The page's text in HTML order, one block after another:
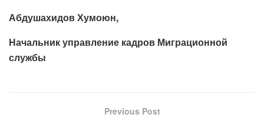
Абдушахидов Хумоюн,
Начальник управление кадров Миграционной
службы
Previous Post